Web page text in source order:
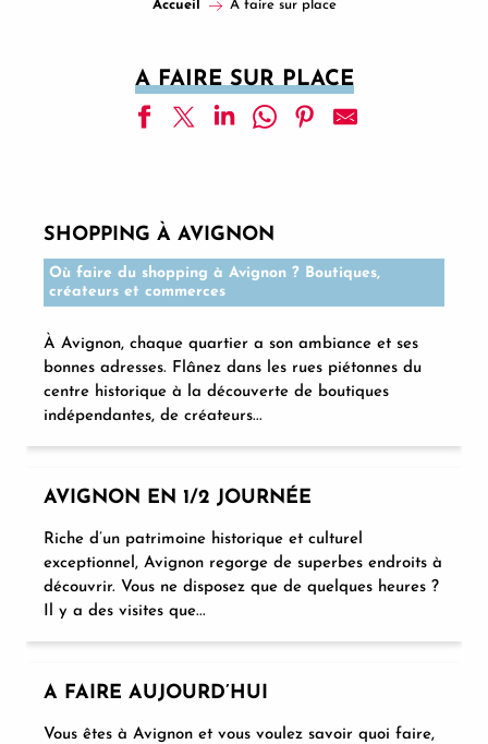
Accueil A faire sur place
A FAIRE SUR PLACE
SHOPPING À AVIGNON
Où faire du shopping à Avignon ? Boutiques,
créateurs et commerces
À Avignon, chaque quartier a son ambiance et ses
bonnes adresses. Flânez dans les rues piétonnes du
centre historique à la découverte de boutiques
indépendantes, de créateurs...
AVIGNON EN 1/2 JOURNÉE
Riche d’un patrimoine historique et culturel
exceptionnel, Avignon regorge de superbes endroits à
découvrir. Vous ne disposez que de quelques heures ?
Il y a des visites que...
A FAIRE AUJOURD’HUI
Vous êtes à Avignon et vous voulez savoir quoi faire,